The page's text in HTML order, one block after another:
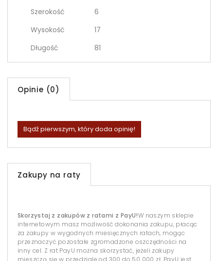
Szerokość
6
Wysokość
17
Długość
81
Opinie (0)
Bądź pierwszym, który doda opinię!
Zakupy na raty
Skorzystaj z zakupów z ratami z PayU!W naszym sklepie
internetowym masz możliwość dokonania zakupu, płacąc
za zakupy w wygodnych miesięcznych ratach, mogąc
przeznaczyć pozostałe zgromadzone oszczędności na
inny cel. Z rat PayU można skorzystać, jeżeli zakupy